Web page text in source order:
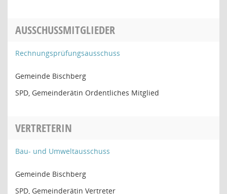
AUSSCHUSSMITGLIEDER
Rechnungsprüfungsausschuss
Gemeinde Bischberg
SPD, Gemeinderätin Ordentliches Mitglied
VERTRETERIN
Bau- und Umweltausschuss
Gemeinde Bischberg
SPD, Gemeinderätin Vertreter